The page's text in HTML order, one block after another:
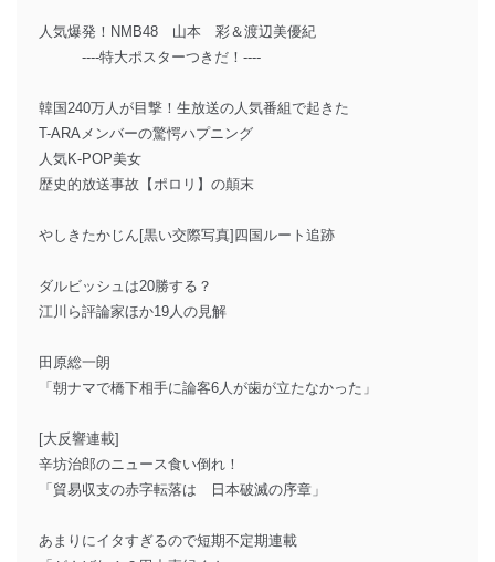
人気爆発！NMB48 山本 彩＆渡辺美優紀
----特大ポスターつきだ！----
韓国240万人が目撃！生放送の人気番組で起きた
T-ARAメンバーの驚愕ハプニング
人気K-POP美女
歴史的放送事故【ポロリ】の顛末
やしきたかじん[黒い交際写真]四国ルート追跡
ダルビッシュは20勝する？
江川ら評論家ほか19人の見解
田原総一朗
「朝ナマで橋下相手に論客6人が歯が立たなかった」
[大反響連載]
辛坊治郎のニュース食い倒れ！
「貿易収支の赤字転落は 日本破滅の序章」
あまりにイタすぎるので短期不定期連載